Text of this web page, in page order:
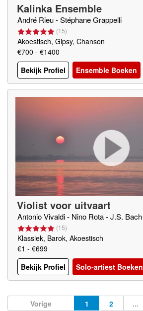
Kalinka Ensemble
André Rieu - Stéphane Grappelli
(15)
Akoestisch, Gipsy, Chanson
€700 - €1400
Bekijk Profiel
Ensemble Boeken
Violist voor uitvaart
Antonio Vivaldi - Nino Rota - J.S. Bach
(15)
Klassiek, Barok, Akoestisch
€1 - €699
Bekijk Profiel
Solo-artiest Boeken
Vorige 1 2 ...